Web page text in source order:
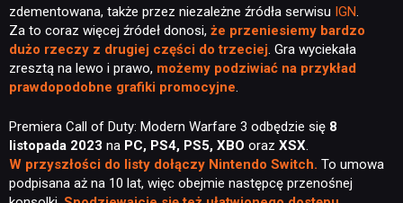
RETRO
DYSKUSJE
zdementowana, także przez niezależne źródła serwisu IGN.
Za to coraz więcej źródeł donosi, że przeniesiemy bardzo
dużo rzeczy z drugiej części do trzeciej. Gra wyciekała
zresztą na lewo i prawo, możemy podziwiać na przykład
prawdopodobne grafiki promocyjne.
Premiera Call of Duty: Modern Warfare 3 odbędzie się 8
listopada 2023 na PC, PS4, PS5, XBO oraz XSX.
W przyszłości do listy dołączy Nintendo Switch. To umowa
podpisana aż na 10 lat, więc obejmie następcę przenośnej